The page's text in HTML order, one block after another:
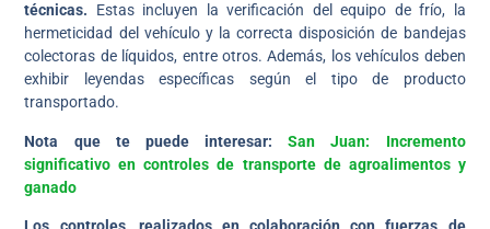
técnicas. Estas incluyen la verificación del equipo de frío, la
hermeticidad del vehículo y la correcta disposición de bandejas
colectoras de líquidos, entre otros. Además, los vehículos deben
exhibir leyendas específicas según el tipo de producto
transportado.
Nota que te puede interesar:San Juan: Incremento
significativo en controles de transporte de agroalimentos y
ganado